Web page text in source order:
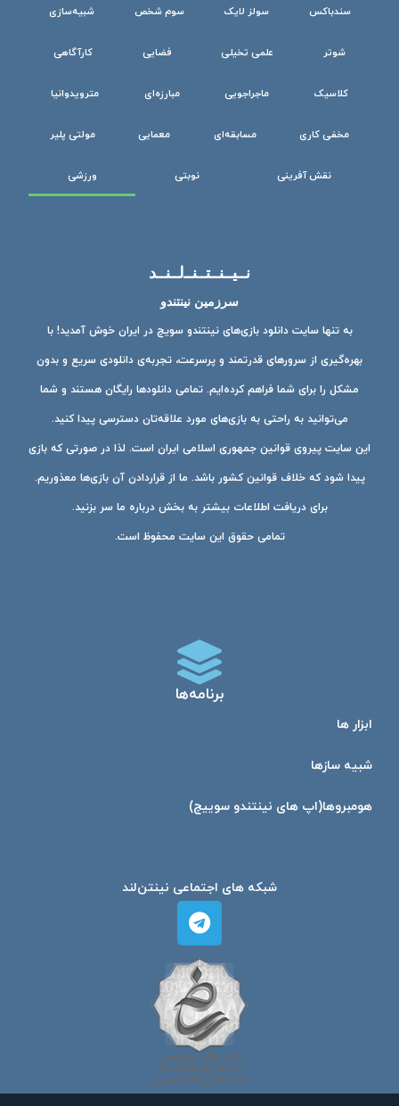
سندباکس سولز لایک سوم شخص شبیه‌سازی
شوتر علمی تخیلی فضایی کارآگاهی
کلاسیک ماجراجویی مبارزه‌ای مترویدوانیا
مخفی کاری مسابقه‌ای معمایی مولتی پلیر
نقش آفرینی نوبتی ورزشی
نــیــنــتــنــ‌لــنــد
سرزمین نینتندو
به تنها سایت دانلود بازی‌های نینتندو سویچ در ایران خوش آمدید! با
بهره‌گیری از سرورهای قدرتمند و پرسرعت، تجربه‌ی دانلودی سریع و بدون
مشکل را برای شما فراهم کرده‌ایم. تمامی دانلودها رایگان هستند و شما
می‌توانید به راحتی به بازی‌های مورد علاقه‌تان دسترسی پیدا کنید.
این سایت پیروی قوانین جمهوری اسلامی ایران است. لذا در صورتی که بازی
پیدا شود که خلاف قوانین کشور باشد. ما از قراردادن آن بازی‌ها معذوریم.
برای دریافت اطلاعات بیشتر به بخش درباره ما سر بزنید.
تمامی حقوق این سایت محفوظ است.
برنامه‌ها
ابزار ها
شبیه ساز‌ها
هومبرو‌ها(اپ های نینتندو سوییچ)
شبکه های اجتماعی نینتن‌لند